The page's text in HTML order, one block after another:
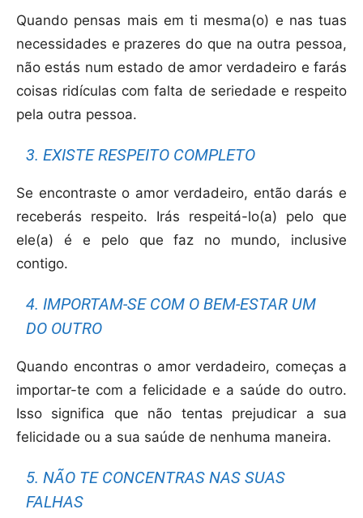
Quando pensas mais em ti mesma(o) e nas tuas
necessidades e prazeres do que na outra pessoa,
não estás num estado de amor verdadeiro e farás
coisas ridículas com falta de seriedade e respeito
pela outra pessoa.
3. EXISTE RESPEITO COMPLETO
Se encontraste o amor verdadeiro, então darás e
receberás respeito. Irás respeitá-lo(a) pelo que
ele(a) é e pelo que faz no mundo, inclusive
contigo.
4. IMPORTAM-SE COM O BEM-ESTAR UM
DO OUTRO
Quando encontras o amor verdadeiro, começas a
importar-te com a felicidade e a saúde do outro.
Isso significa que não tentas prejudicar a sua
felicidade ou a sua saúde de nenhuma maneira.
5. NÃO TE CONCENTRAS NAS SUAS
FALHAS